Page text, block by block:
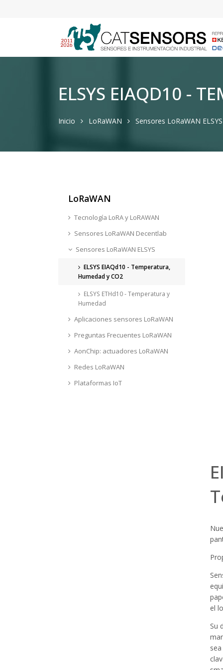
ELSYS EIAQD10 -
Inicio LoRaWAN Sensores LoRaWAN ELSYS
LoRaWAN
Tecnología LoRA y LoRAWAN
Sensores LoRaWAN Decentlab
Sensores LoRaWAN ELSYS
ELSYS EIAQd10 - Temperatura,
Humedad y CO2
ELSYS ETHd10 - Temperatura y
Humedad
Aplicaciones sensores LoRaWAN
Preguntas Frecuentes LoRaWAN
AonChip: actuadores LoRaWAN
Redes LoRaWAN
Plataformas IoT
el
Su